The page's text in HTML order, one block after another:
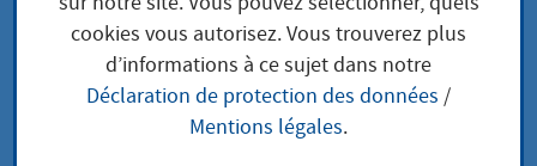
Hundesteuersatzung (PDF
cookies vous autorisez. Vous trouverez plus
d’informations à ce sujet dans notre
Déclaration de protection des données /
Mentions légales.